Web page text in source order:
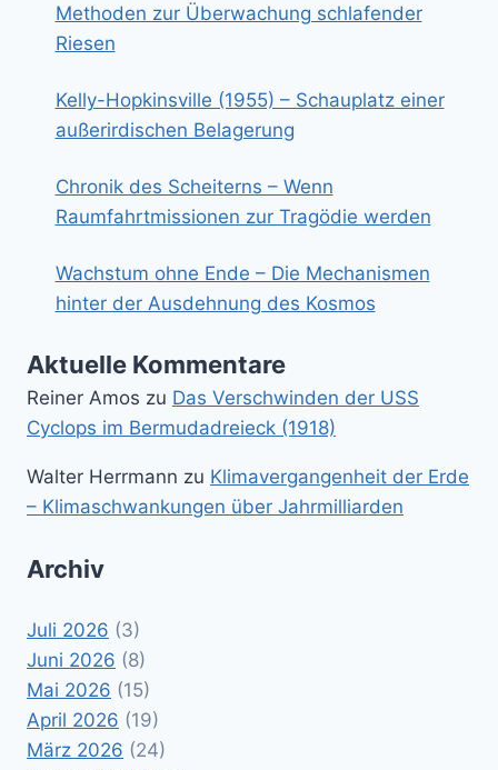
Methoden zur Überwachung schlafender
Riesen
Kelly-Hopkinsville (1955) – Schauplatz einer
außerirdischen Belagerung
Chronik des Scheiterns – Wenn
Raumfahrtmissionen zur Tragödie werden
Wachstum ohne Ende – Die Mechanismen
hinter der Ausdehnung des Kosmos
Aktuelle Kommentare
Reiner Amos zu Das Verschwinden der USS
Cyclops im Bermudadreieck (1918)
Walter Herrmann zu Klimavergangenheit der Erde
– Klimaschwankungen über Jahrmilliarden
Archiv
Juli 2026 (3)
Juni 2026 (8)
Mai 2026 (15)
April 2026 (19)
März 2026 (24)